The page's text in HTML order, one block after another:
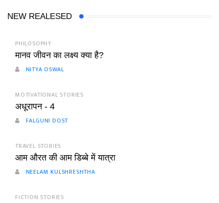
NEW REALESED
PHILOSOPHY
मानव जीवन का लक्ष्य क्या है?
NITYA OSWAL
MOTIVATIONAL STORIES
अधूरापन - 4
FALGUNI DOST
TRAVEL STORIES
आम औरत की आम डिब्बे में यात्रा
NEELAM KULSHRESHTHA
FICTION STORIES